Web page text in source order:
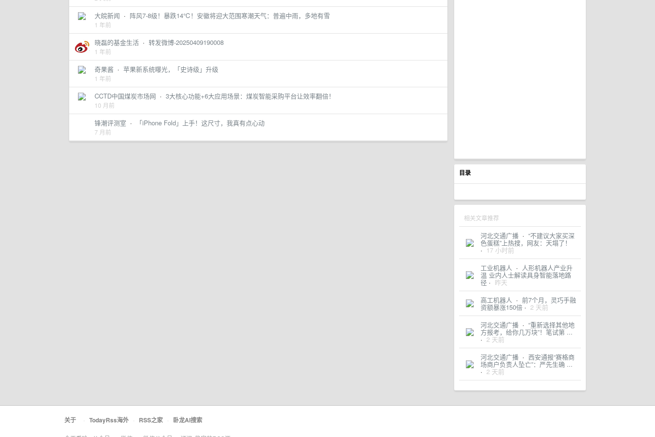
目录
相关文章推荐
河北交通广播 · “不建议大家买深
色蛋糕”上热搜，网友：天塌了！
· 17 小时前
工业机器人 · 人形机器人产业升
温 业内人士解读具身智能落地路
径 · 昨天
高工机器人 · 前7个月，灵巧手融
资额暴涨150倍 · 2 天前
河北交通广播 · “重新选择其他地
方报考，给你几万块”！笔试第 ...
· 2 天前
河北交通广播 · 西安通报“赛格商
场商户负责人坠亡”：严先生确 ...
· 2 天前
大皖新闻 · 阵风7-8级！暴跌14℃！安徽将迎大范围寒潮天气：普遍中雨，多地有雪
1 年前
晓磊的基金生活 · 转发微博-20250409190008
1 年前
奇果酱 · 苹果新系统曝光，「史诗级」升级
1 年前
CCTD中国煤炭市场网 · 3大核心功能+6大应用场景：煤炭智能采购平台让效率翻倍！
10 月前
锋潮评测室 · 「iPhone Fold」上手！这尺寸，我真有点心动
7 月前
关于 · TodayRss海外 · RSS之家 · 卧龙AI搜索